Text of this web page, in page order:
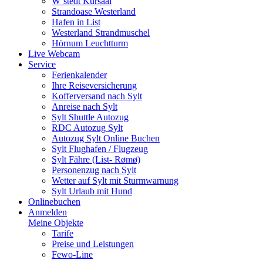
Strandoase Westerland
Hafen in List
Westerland Strandmuschel
Hörnum Leuchtturm
Live Webcam
Service
Ferienkalender
Ihre Reiseversicherung
Kofferversand nach Sylt
Anreise nach Sylt
Sylt Shuttle Autozug
RDC Autozug Sylt
Autozug Sylt Online Buchen
Sylt Flughafen / Flugzeug
Sylt Fähre (List- Rømø)
Personenzug nach Sylt
Wetter auf Sylt mit Sturmwarnung
Sylt Urlaub mit Hund
Onlinebuchen
Anmelden
Meine Objekte
Tarife
Preise und Leistungen
Fewo-Line